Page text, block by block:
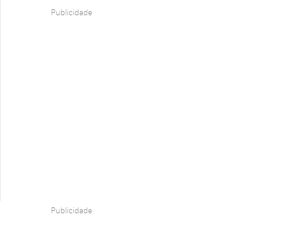
Publicidade
Publicidade